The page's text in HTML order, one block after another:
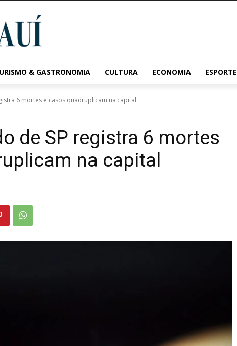
& GASTRONOMIA CULTURA ECONOMIA ESPORTE
6 mortes e casos quadruplicam na capital
de SP registra 6 mortes
na capital